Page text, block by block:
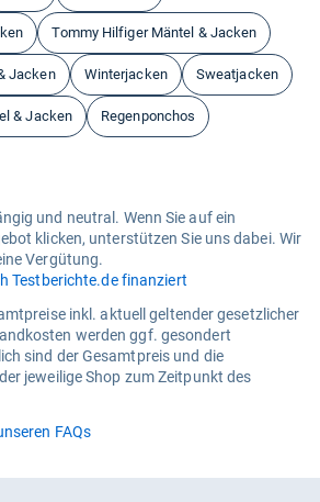
Tommy Hilfiger Mäntel & Jacken
Jacken Winterjacken Sweatjacken
& Jacken Regenponchos
und neutral. Wenn Sie auf ein
klicken, unterstützen Sie uns dabei. Wir
Vergütung.
Testberichte.de finanziert
inkl. aktuell geltender gesetzlicher
werden ggf. gesondert
sind der Gesamtpreis und die
jeweilige Shop zum Zeitpunkt des
FAQs